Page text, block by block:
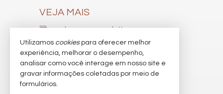
VEJA MAIS
receba nosso newsletter
indicadores financeiros
cadastre seu imóvel
imóveis favoritos
Utilizamos cookiespara oferecer melhor
experiência, melhorar o desempenho,
analisar como você interage em nosso site e
gravar informações coletadas por meio de
formulários.